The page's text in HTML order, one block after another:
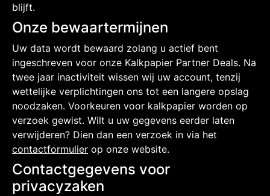
blijft.
Onze bewaartermijnen
Uw data wordt bewaard zolang u actief bent
ingeschreven voor onze Kalkpapier Partner Deals. Na
twee jaar inactiviteit wissen wij uw account, tenzij
wettelijke verplichtingen ons tot een langere opslag
noodzaken. Voorkeuren voor kalkpapier worden op
verzoek gewist. Wilt u uw gegevens eerder laten
verwijderen? Dien dan een verzoek in via het
contactformulier op onze website.
Contactgegevens voor
privacyzaken